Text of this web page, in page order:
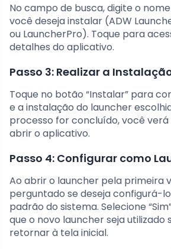
No campo de busca, digite o
você deseja instalar (ADW
ou LauncherPro). Toque para
detalhes do aplicativo.
Passo 3: Realizar a
Toque no botão “Instalar” para
e a instalação do launcher
processo for concluído, você
abrir o aplicativo.
Passo 4: Configurar como
Ao abrir o launcher pela primeira
perguntado se deseja configurá-
padrão do sistema. Selecione
que o novo launcher seja utilizado
retornar à tela inicial.